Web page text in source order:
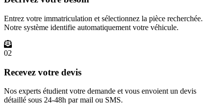
Entrez votre immatriculation et sélectionnez la pièce recherchée.
Notre système identifie automatiquement votre véhicule.
02
Recevez votre devis
Nos experts étudient votre demande et vous envoient un devis
détaillé sous 24-48h par mail ou SMS.